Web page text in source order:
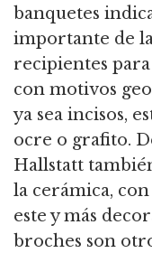
banquetes
importante de
recipientes
con motivos
ya sea incisos,
ocre o grafito.
Hallstatt
la cerámica,
este y más
broches son